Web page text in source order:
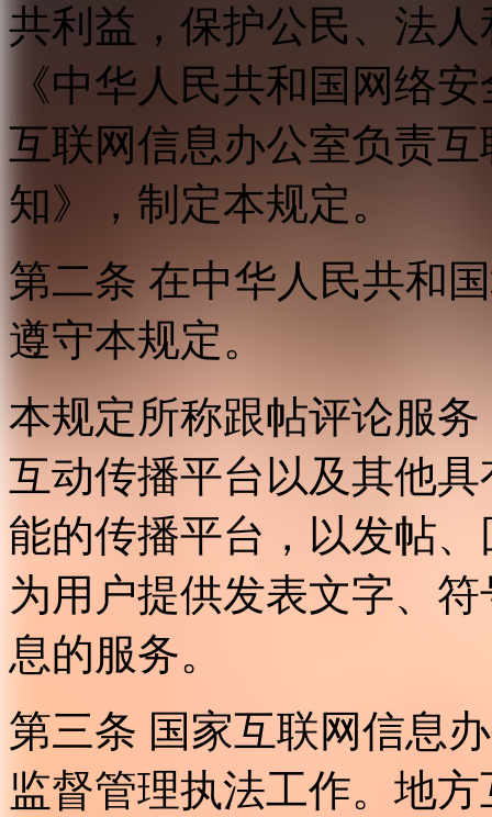
共利益，保护公民、法
《中华人民共和国网络
互联网信息办公室负责
知》，制定本规定。
第二条 在中华人民共和
遵守本规定。
本规定所称跟帖评论服
互动传播平台以及其他
能的传播平台，以发帖
为用户提供发表文字、
息的服务。
第三条 国家互联网信息
监督管理执法工作。地